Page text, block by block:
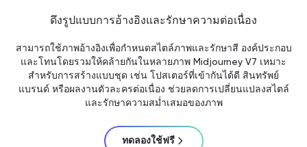
ดึงรูปแบบการอ้างอิงและรักษาความต่อเนื่อง
สามารถใช้ภาพอ้างอิงเพื่อกำหนดสไตล์ภาพและรักษาสี องค์ประกอบ
และโทนโดยรวมให้คล้ายกันในหลายภาพ Midjourney V7 เหมาะ
สำหรับการสร้างแบบชุด เช่น โปสเตอร์ที่เข้ากันได้ดี สินทรัพย์
แบรนด์ หรือผลงานตัวละครต่อเนื่อง ช่วยลดการเปลี่ยนแปลงสไตล์
และรักษาความสม่ำเสมอของภาพ
ทดลองใช้ฟรี